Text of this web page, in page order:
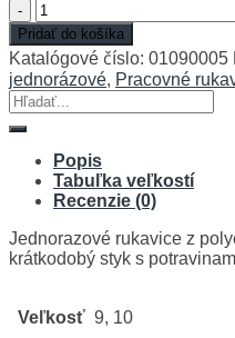
množstvo
DUCK
rukavice
jednoráz.
100ks
Pridať do košíka
Katalógové číslo: 01090005
jednorázové, Pracovné
Hľadať:
Popis
Tabuľka veľkostí
Recenzie (0)
Jednorazové rukavice z
krátkodobý styk s
Veľkosť 9, 10